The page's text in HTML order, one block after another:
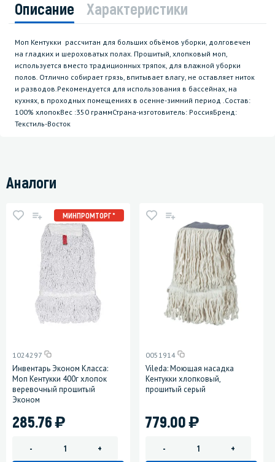
Описание Характеристики
Моп Кентукки рассчитан для больших объёмов уборки, долговечен
на гладких и шероховатых полах. Прошитый, хлопковый моп,
используется вместо традиционных тряпок, для влажной уборки
полов. Отлично собирает грязь, впитывает влагу, не оставляет ниток
и разводов.Рекомендуется для использования в бассейнах, на
кухнях, в проходных помещениях в осенне-зимний период .Состав:
100% хлопокВес :350 граммСтрана-изготовитель: РоссияБренд:
Текстиль-Восток
Аналоги
МИНПРОМТОРГ *
1024297
Инвентарь Эконом Класса:
Моп Кентукки 400г хлопок
веревочный прошитый
Эконом
285.76)
- +
0051914
Vileda: Моющая насадка
Кентукки хлопковый,
прошитый серый
779.00)
- +